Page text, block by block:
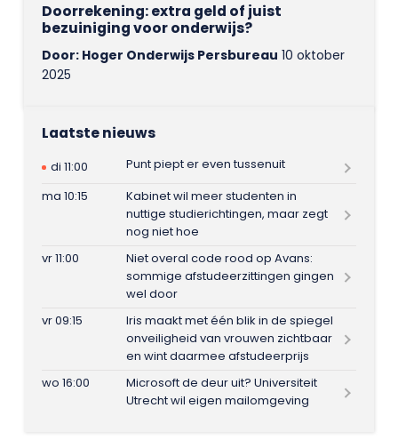
Doorrekening: extra geld of juist
bezuiniging voor onderwijs?
Door: Hoger Onderwijs Persbureau 10 oktober
2025
Laatste nieuws
di 11:00
Punt piept er even tussenuit
ma 10:15
Kabinet wil meer studenten in
nuttige studierichtingen, maar zegt
nog niet hoe
vr 11:00
Niet overal code rood op Avans:
sommige afstudeerzittingen gingen
wel door
vr 09:15
Iris maakt met één blik in de spiegel
onveiligheid van vrouwen zichtbaar
en wint daarmee afstudeerprijs
wo 16:00
Microsoft de deur uit? Universiteit
Utrecht wil eigen mailomgeving